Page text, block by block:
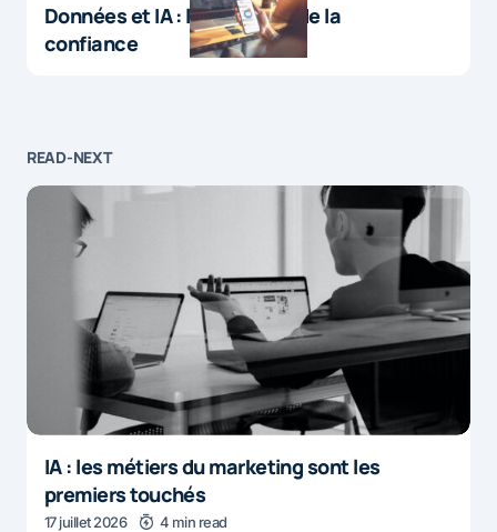
Données et IA : le paradoxe de la
confiance
READ-NEXT
IA : les métiers du marketing sont les
premiers touchés
17 juillet 2026 4 min read